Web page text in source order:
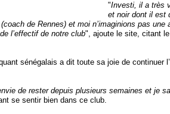
"Investi, il a très
et noir dont il est
de Rennes) et moi n’imaginions pas une
l’effectif de notre club", ajoute le site, citant
sénégalais a dit toute sa joie de continuer
de rester depuis plusieurs semaines et je
se sentir bien dans ce club.